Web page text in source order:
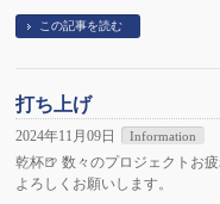
この記事を読む
打ち上げ
2024年11月09日 Information
乾杯🍺 数々のプロジェクトお
よろしくお願いします。